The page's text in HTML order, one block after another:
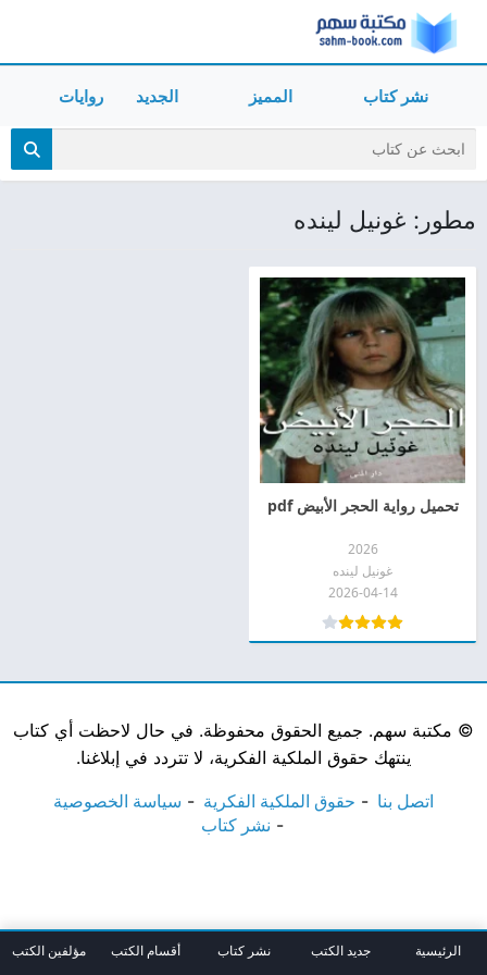
نشر كتاب المميز الجديد روايات
مطور: غونيل لينده
تحميل رواية الحجر الأبيض pdf
2026
غونيل لينده
2026-04-14
© مكتبة سهم. جميع الحقوق محفوظة. في حال لاحظت أي كتاب
ينتهك حقوق الملكية الفكرية، لا تتردد في إبلاغنا.
اتصل بنا حقوق الملكية الفكرية
سياسة الخصوصية
نشر كتاب
الرئيسية جديد الكتب نشر كتاب أقسام الكتب مؤلفين الكتب